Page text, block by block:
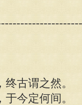
古谓之然。
今定何间。